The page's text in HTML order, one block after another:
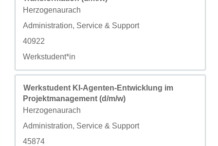
城市
Herzogenaurach
自定义字段 2
Administration, Service & Support
自定义字段 3
40922
自定义字段 4
Werkstudent*in
职务
Werkstudent KI-Agenten-Entwicklung im
Projektmanagement (d/m/w)
城市
Herzogenaurach
自定义字段 2
Administration, Service & Support
自定义字段 3
45874
使用空格键进行选择以查看职位信息的完整内容。